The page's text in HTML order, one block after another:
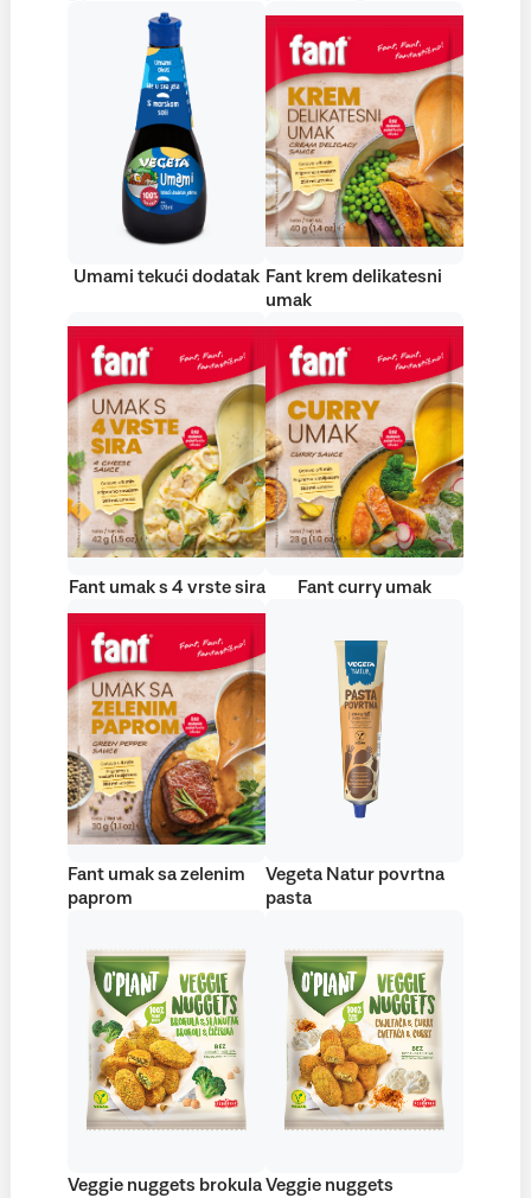
Umami tekući dodatak Fant krem delikatesni
umak
Fant umak s 4 vrste sira Fant curry umak
Fant umak sa zelenim
paprom
Vegeta Natur povrtna
pasta
Veggie nuggets brokulaVeggie nuggets